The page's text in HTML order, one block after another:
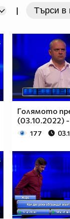
|
Голямото
(03.10.2022)
177